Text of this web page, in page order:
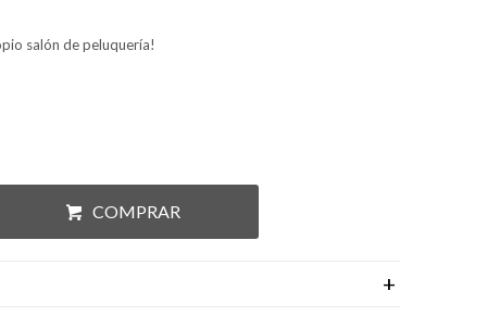
salón de peluquería!
COMPRAR